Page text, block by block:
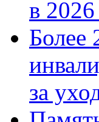
в
Более
за